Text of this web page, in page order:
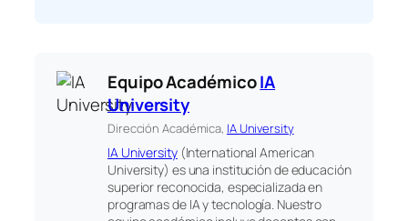
Equipo AcadémicoIA
University
Dirección Académica, IA University
IA University(International American
University) es una institución de educación
superior reconocida, especializada en
programas de IA y tecnología. Nuestro